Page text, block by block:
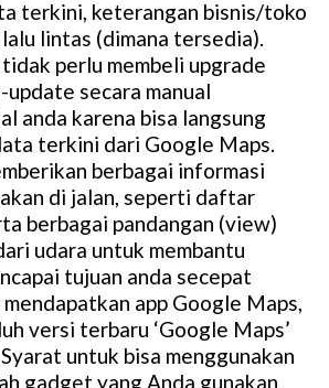
terkini, keterangan bisnis/toko
lintas (dimana tersedia).
perlu membeli upgrade
secara manual
anda karena bisa langsung
terkini dari Google Maps.
berbagai informasi
di jalan, seperti daftar
berbagai pandangan (view)
udara untuk membantu
tujuan anda secepat
app Google Maps,
versi terbaru ‘Google Maps’
untuk bisa menggunakan
gadget yang Anda gunakan